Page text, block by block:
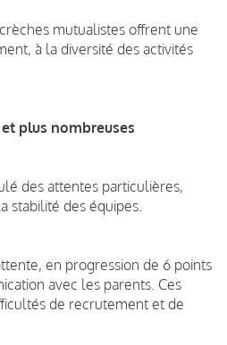
mutualistes offrent une
à la diversité des activités
plus nombreuses
des attentes particulières,
stabilité des équipes.
en progression de 6 points
avec les parents. Ces
de recrutement et de